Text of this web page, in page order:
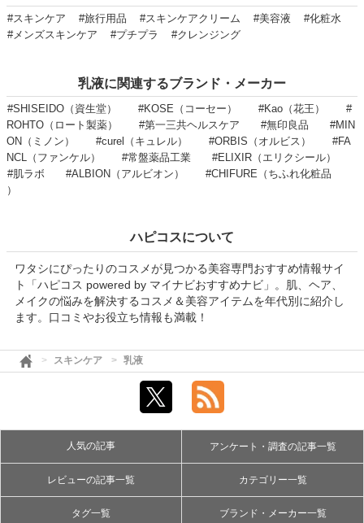
#スキンケア #旅行用品 #スキンケアクリーム #美容液
#化粧水
#メンズスキンケア
#プチプラ #クレンジング
乳液に関連するブランド・メーカー
#SHISEIDO（資生堂） #KOSE（コーセー） #Kao（花王）
#
ROHTO（ロート製薬）
#第一三共ヘルスケア #無印良品
#MIN
ON（ミノン）
#curel（キュレル） #ORBIS（オルビス）
#FA
NCL（ファンケル）
#常盤薬品工業
#ELIXIR（エリクシール）
#肌ラボ
#ALBION（アルビオン）
#CHIFURE（ちふれ化粧品
）
ハピコスについて
ワタシにぴったりのコスメが見つかる美容専門おすすめ情報サイ
ト「ハピコス powered by マイナビおすすめナビ」。肌、ヘア、
メイクの悩みを解決するコスメ＆美容アイテムを年代別に紹介し
ます。口コミやお役立ち情報も満載！
スキンケア 乳液
人気の記事 アンケート・調査の記事一覧
レビューの記事一覧 カテゴリー一覧
タグ一覧 ブランド・メーカー一覧